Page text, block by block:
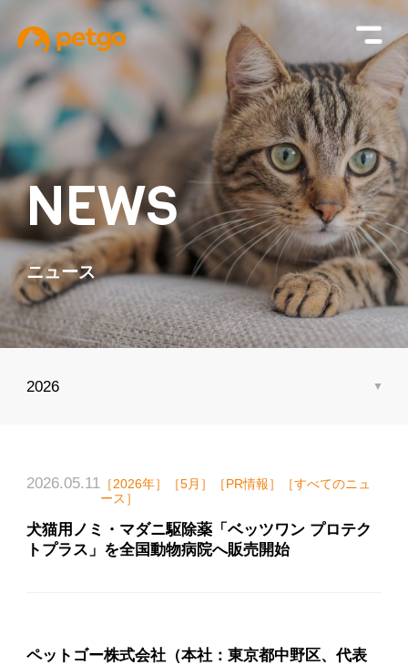
NEWS
ニュース
2026.05.11 ［2026年］［5月］［PR情報］［すべてのニュ
ース］
犬猫用ノミ・マダニ駆除薬「ベッツワン プロテク
トプラス」を全国動物病院へ販売開始
ペットゴー株式会社（本社：東京都中野区、代表